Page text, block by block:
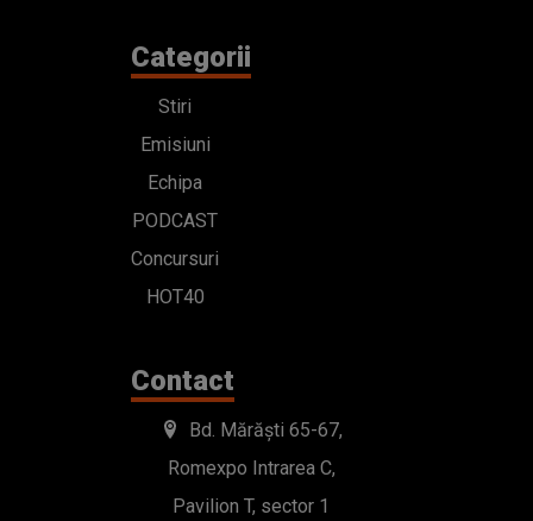
Categorii
Stiri
Emisiuni
Echipa
PODCAST
Concursuri
HOT40
Contact
Bd. Mărăști 65-67,
Romexpo Intrarea C,
Pavilion T, sector 1